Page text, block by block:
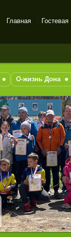
Главная Гостевая
О-жизнь Дона